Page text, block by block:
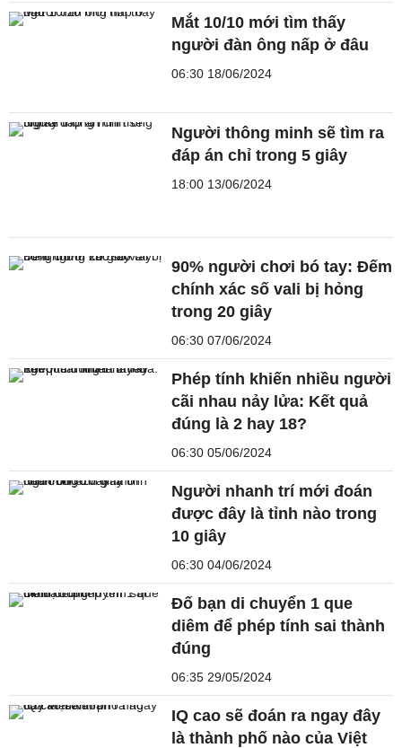
Mắt 10/10 mới tìm thấy
người đàn ông nấp ở đâu
06:30 18/06/2024
Người thông minh sẽ tìm ra
đáp án chỉ trong 5 giây
18:00 13/06/2024
90% người chơi bó tay: Đếm
chính xác số vali bị hỏng
trong 20 giây
06:30 07/06/2024
Phép tính khiến nhiều người
cãi nhau nảy lửa: Kết quả
đúng là 2 hay 18?
06:30 05/06/2024
Người nhanh trí mới đoán
được đây là tỉnh nào trong
10 giây
06:30 04/06/2024
Đố bạn di chuyển 1 que
diêm để phép tính sai thành
đúng
06:35 29/05/2024
IQ cao sẽ đoán ra ngay đây
là thành phố nào của Việt